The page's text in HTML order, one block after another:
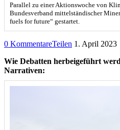
Parallel zu einer Aktionswoche von
Bundesverband mittelständischer
fuels for future“ gestartet.
0 KommentareTeilen 1. April 2023
Wie Debatten herbeigeführt
Narrativen: